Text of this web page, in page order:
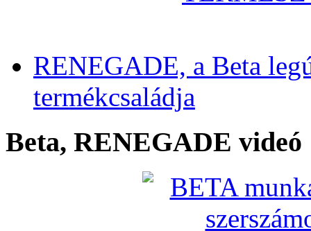
RENEGADE, a Beta
termékcsaládja
Beta, RENEGADE videó